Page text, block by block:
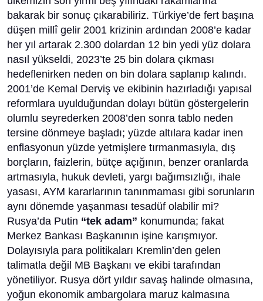
bakarak bir sonuç çıkarabiliriz. Türkiye’de fert başına
düşen millî gelir 2001 krizinin ardından 2008’e kadar
her yıl artarak 2.300 dolardan 12 bin yedi yüz dolara
nasıl yükseldi, 2023’te 25 bin dolara çıkması
hedeflenirken neden on bin dolara saplanıp kalındı.
2001’de Kemal Derviş ve ekibinin hazırladığı yapısal
reformlara uyulduğundan dolayı bütün göstergelerin
olumlu seyrederken 2008’den sonra tablo neden
tersine dönmeye başladı; yüzde altılara kadar inen
enflasyonun yüzde yetmişlere tırmanmasıyla, dış
borçların, faizlerin, bütçe açığının, benzer oranlarda
artmasıyla, hukuk devleti, yargı bağımsızlığı, ihale
yasası, AYM kararlarının tanınmaması gibi sorunların
aynı dönemde yaşanması tesadüf olabilir mi?
Rusya’da Putin “tek adam” konumunda; fakat
Merkez Bankası Başkanının işine karışmıyor.
Dolayısıyla para politikaları Kremlin’den gelen
talimatla değil MB Başkanı ve ekibi tarafından
yönetiliyor. Rusya dört yıldır savaş halinde olmasına,
yoğun ekonomik ambargolara maruz kalmasına